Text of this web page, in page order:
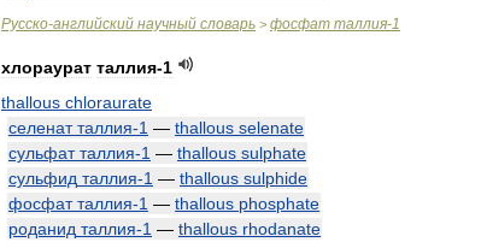
Русско-английский научный словарь > фосфат таллия-1
хлораурат таллия-1
thallous chloraurate
селенат таллия-1 — thallous selenate
сульфат таллия-1 — thallous sulphate
сульфид таллия-1 — thallous sulphide
фосфат таллия-1 — thallous phosphate
роданид таллия-1 — thallous rhodanate